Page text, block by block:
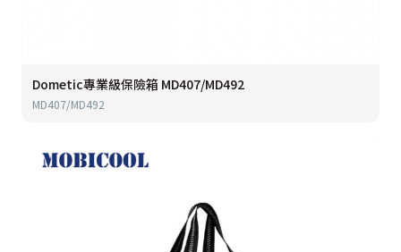
Dometic專業級保險箱 MD407/MD492
MD407/MD492